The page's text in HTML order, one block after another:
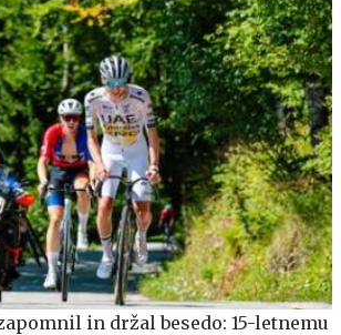
in držal besedo: 15-letnemu